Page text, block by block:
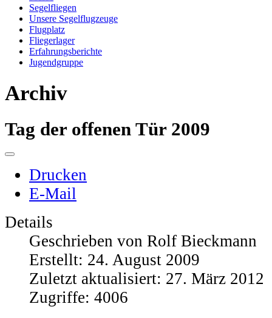
Segelfliegen
Unsere Segelflugzeuge
Flugplatz
Fliegerlager
Erfahrungsberichte
Jugendgruppe
Archiv
Tag der offenen Tür 2009
Drucken
E-Mail
Details
Geschrieben von Rolf Bieckmann
Erstellt: 24. August 2009
Zuletzt aktualisiert: 27. März 2012
Zugriffe: 4006